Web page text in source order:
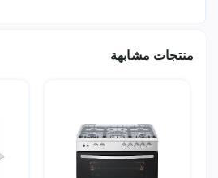
منتجات مشابهة